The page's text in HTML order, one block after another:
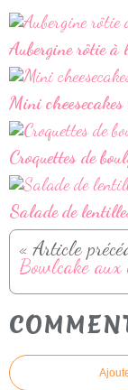
Aubergine rôtie
Mini
Croquettes de
Salade de
« Article